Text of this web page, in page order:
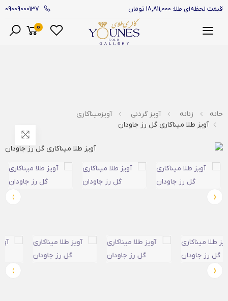
قیمت لحظه‌ای طلا: 18,811,000 تومان 09009000137
0
خانه زنانه آویز گردنی
آویزمیناکاری
آویز طلا میناکاری گل رز جاودان
‹
›
‹
›